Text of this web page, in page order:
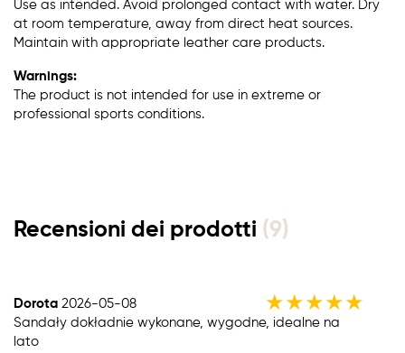
Use as intended. Avoid prolonged contact with water. Dry
at room temperature, away from direct heat sources.
Maintain with appropriate leather care products.
Warnings:
The product is not intended for use in extreme or
professional sports conditions.
Recensioni dei prodotti (9)
Dorota 2026-05-08 ★★★★★
Sandały dokładnie wykonane, wygodne, idealne na
lato